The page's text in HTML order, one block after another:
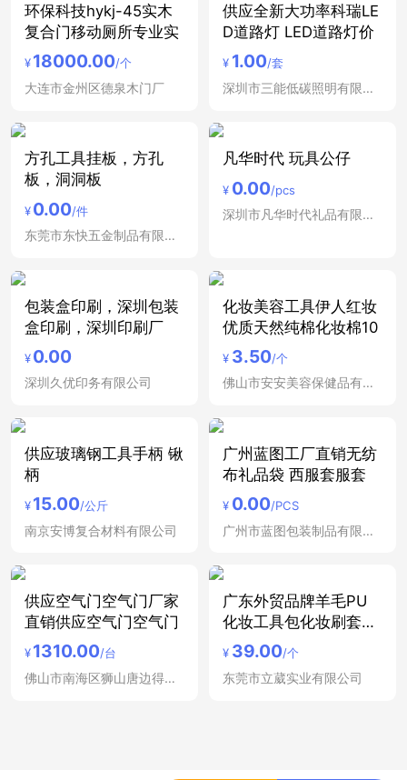
环保科技hykj-45实木
复合门移动厕所专业实
¥18000.00/个
大连市金州区德泉木门厂
供应全新大功率科瑞LE
D道路灯 LED道路灯价
¥ 1.00/套
深圳市三能低碳照明有限公司
方孔工具挂板，方孔
板，洞洞板
¥0.00/件
东莞市东快五金制品有限公司
凡华时代 玩具公仔
¥ 0.00/pcs
深圳市凡华时代礼品有限公司
包装盒印刷，深圳包装
盒印刷，深圳印刷厂
¥0.00
深圳久优印务有限公司
化妆美容工具伊人红妆
优质天然纯棉化妆棉10
¥ 3.50/个
佛山市安安美容保健品有限公司
供应玻璃钢工具手柄 锹
柄
¥15.00/公斤
南京安博复合材料有限公司
广州蓝图工厂直销无纺
布礼品袋 西服套服套
¥ 0.00/PCS
广州市蓝图包装制品有限公司
供应空气门空气门厂家
直销供应空气门空气门
¥1310.00/台
佛山市南海区狮山唐边得力达塑料五金电器厂
广东外贸品牌羊毛PU
化妆工具包化妆刷套装
包
¥ 39.00/个
东莞市立葳实业有限公司